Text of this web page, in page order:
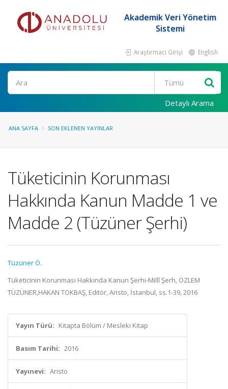
Akademik Veri Yönetim
Sistemi
Araştırmacı Girişi English
Ara
Detaylı Arama
ANA SAYFA SON EKLENEN YAYINLAR
Tüketicinin Korunması
Hakkında Kanun Madde 1 ve
Madde 2 (Tüzüner Şerhi)
Tüzüner Ö.
Tüketicinin Korunması Hakkında Kanun Şerhi-Millî Şerh, ÖZLEM
TÜZÜNER,HAKAN TOKBAŞ, Editör, Aristo, İstanbul, ss.1-39, 2016
Yayın Türü: Kitapta Bölüm / Mesleki Kitap
Basım Tarihi: 2016
Yayınevi: Aristo